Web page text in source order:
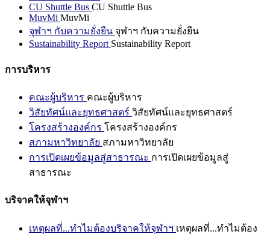
CU Shuttle Bus CU Shuttle Bus
MuvMi MuvMi
จุฬาฯ กับความยั่งยืน จุฬาฯ กับความยั่งยืน
Sustainability Report Sustainability Report
การบริหาร
คณะผู้บริหาร คณะผู้บริหาร
วิสัยทัศน์และยุทธศาสตร์ วิสัยทัศน์และยุทธศาสตร์
โครงสร้างองค์กร โครงสร้างองค์กร
สภามหาวิทยาลัย สภามหาวิทยาลัย
การเปิดเผยข้อมูลสู่สาธารณะ การเปิดเผยข้อมูลสู่
สาธารณะ
บริจาคให้จุฬาฯ
เหตุผลที่...ทำไมต้องบริจาคให้จุฬาฯ เหตุผลที่...ทำไมต้อง